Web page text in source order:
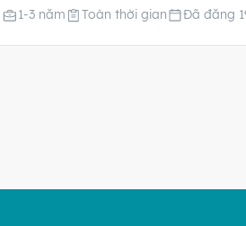
1-3 năm
Toàn thời gian Đã đăng